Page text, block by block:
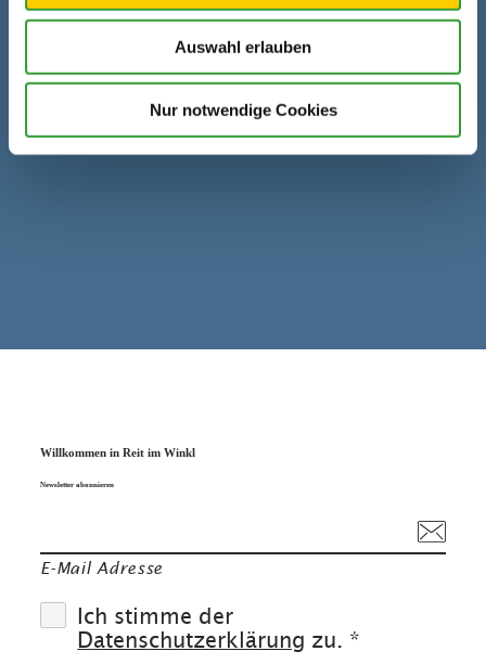
Auswahl erlauben
Nur notwendige Cookies
oeslwang.de
Willkommen in Reit im Winkl
Newsletter abonnieren
E-Mail Adresse
Ich stimme der
Datenschutzerklärung zu. *